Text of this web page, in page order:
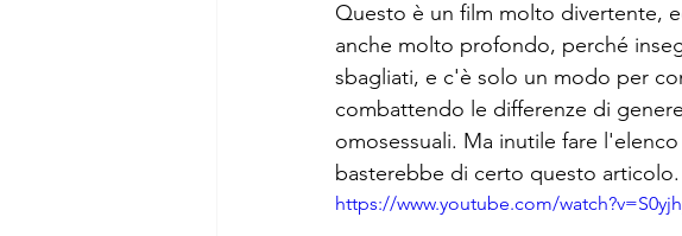
Questo è un film molto divertente,
anche molto profondo, perché
sbagliati, e c'è solo un modo per
combattendo le differenze di
omosessuali. Ma inutile fare
basterebbe di certo questo
https://www.youtube.com/